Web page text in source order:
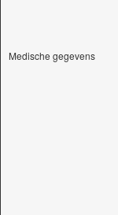
Medische gegevens